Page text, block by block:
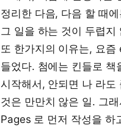
정리한 다음, 다음 할 때
그 일을 하는 것이 두렵지
또 한가지의 이유는, 요즘
들었다. 첨에는 킨들로 책
시작해서, 안되면 나 라도
것은 만만치 않은 일. 그
Pages 로 먼저